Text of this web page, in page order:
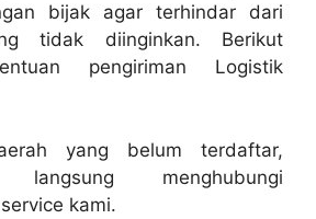
bijak agar terhindar dari
tidak diinginkan. Berikut
pengiriman Logistik
yang belum terdaftar,
langsung menghubungi
kami.